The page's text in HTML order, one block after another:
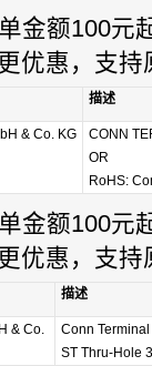
金额100元
优惠，支持
描述
& Co. KG
CONN
OR
RoHS:
金额100元
优惠，支持
描述
& Co.
Conn
ST Thru-Hole